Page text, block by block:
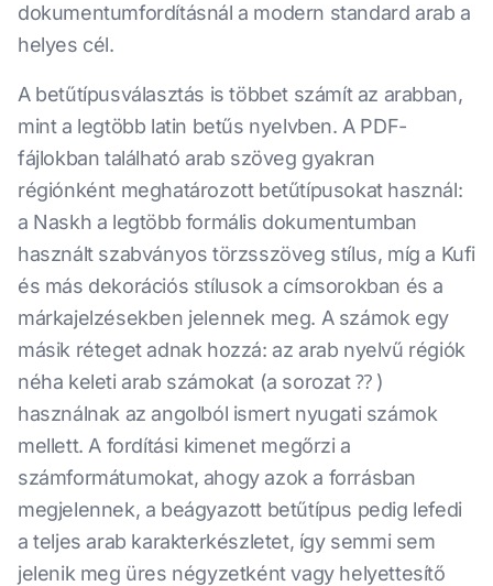
dokumentumfordításnál a modern standard arab a
helyes cél.
A betűtípusválasztás is többet számít az arabban,
mint a legtöbb latin betűs nyelvben. A PDF-
fájlokban található arab szöveg gyakran
régiónként meghatározott betűtípusokat használ:
a Naskh a legtöbb formális dokumentumban
használt szabványos törzsszöveg stílus, míg a Kufi
és más dekorációs stílusok a címsorokban és a
márkajelzésekben jelennek meg. A számok egy
másik réteget adnak hozzá: az arab nyelvű régiók
néha keleti arab számokat (a sorozat ⁇ )
használnak az angolból ismert nyugati számok
mellett. A fordítási kimenet megőrzi a
számformátumokat, ahogy azok a forrásban
megjelennek, a beágyazott betűtípus pedig lefedi
a teljes arab karakterkészletet, így semmi sem
jelenik meg üres négyzetként vagy helyettesítő